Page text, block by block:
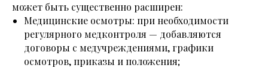
может быть существенно расширен:
Медицинские осмотры: при необходимости
регулярного медконтроля — добавляются
договоры с медучреждениями, графики
осмотров, приказы и положения;